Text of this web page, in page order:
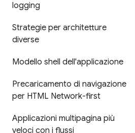
logging
Strategie per architetture
diverse
Modello shell dell'applicazione
Precaricamento di navigazione
per HTML Network-first
Applicazioni multipagina più
veloci con i flussi